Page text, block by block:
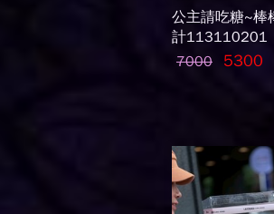
公主請吃糖~棒
計113110201
7000
5300